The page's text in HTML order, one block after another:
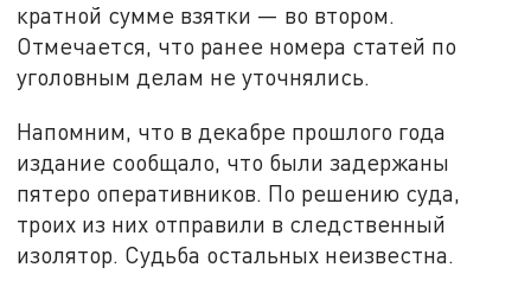
кратной сумме взятки — во втором.
Отмечается, что ранее номера статей по
уголовным делам не уточнялись.
Напомним, что в декабре прошлого года
издание сообщало, что были задержаны
пятеро оперативников. По решению суда,
троих из них отправили в следственный
изолятор. Судьба остальных неизвестна.